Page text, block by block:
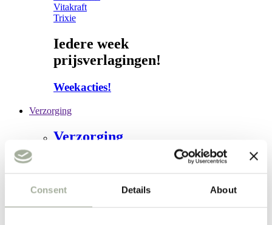
Consent Details About
Vitakraft
Trixie
Iedere week
prijsverlagingen!
Weekacties!
Verzorging
Verzorging
Apotheek